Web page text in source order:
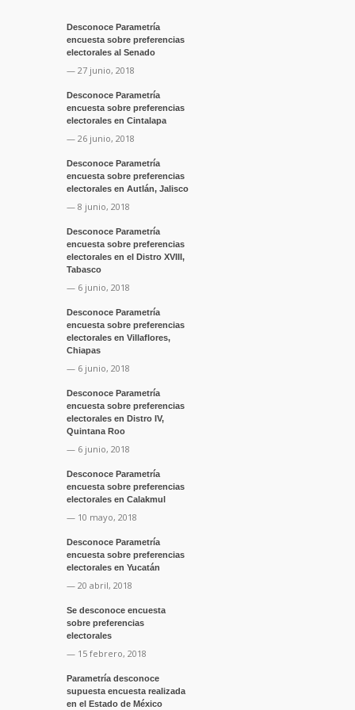
Desconoce Parametría
encuesta sobre preferencias
electorales al Senado
— 27 junio, 2018
Desconoce Parametría
encuesta sobre preferencias
electorales en Cintalapa
— 26 junio, 2018
Desconoce Parametría
encuesta sobre preferencias
electorales en Autlán, Jalisco
— 8 junio, 2018
Desconoce Parametría
encuesta sobre preferencias
electorales en el Distro XVIII,
Tabasco
— 6 junio, 2018
Desconoce Parametría
encuesta sobre preferencias
electorales en Villaflores,
Chiapas
— 6 junio, 2018
Desconoce Parametría
encuesta sobre preferencias
electorales en Distro IV,
Quintana Roo
— 6 junio, 2018
Desconoce Parametría
encuesta sobre preferencias
electorales en Calakmul
— 10 mayo, 2018
Desconoce Parametría
encuesta sobre preferencias
electorales en Yucatán
— 20 abril, 2018
Se desconoce encuesta
sobre preferencias
electorales
— 15 febrero, 2018
Parametría desconoce
supuesta encuesta realizada
en el Estado de México